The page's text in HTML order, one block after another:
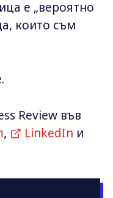
е „вероятно
които съм
Review във
, LinkedIn и